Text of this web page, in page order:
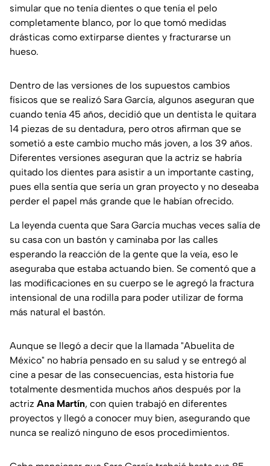
simular que no tenía dientes o que tenía el pelo
completamente blanco, por lo que tomó medidas
drásticas como extirparse dientes y fracturarse un
hueso.
Dentro de las versiones de los supuestos cambios
físicos que se realizó Sara García, algunos aseguran que
cuando tenía 45 años, decidió que un dentista le quitara
14 piezas de su dentadura, pero otros afirman que se
sometió a este cambio mucho más joven, a los 39 años.
Diferentes versiones aseguran que la actriz se habría
quitado los dientes para asistir a un importante casting,
pues ella sentía que sería un gran proyecto y no deseaba
perder el papel más grande que le habían ofrecido.
La leyenda cuenta que Sara García muchas veces salía de
su casa con un bastón y caminaba por las calles
esperando la reacción de la gente que la veía, eso le
aseguraba que estaba actuando bien. Se comentó que a
las modificaciones en su cuerpo se le agregó la fractura
intensional de una rodilla para poder utilizar de forma
más natural el bastón.
Aunque se llegó a decir que la llamada "Abuelita de
México" no habría pensado en su salud y se entregó al
cine a pesar de las consecuencias, esta historia fue
totalmente desmentida muchos años después por la
actriz Ana Martín, con quien trabajó en diferentes
proyectos y llegó a conocer muy bien, asegurando que
nunca se realizó ninguno de esos procedimientos.